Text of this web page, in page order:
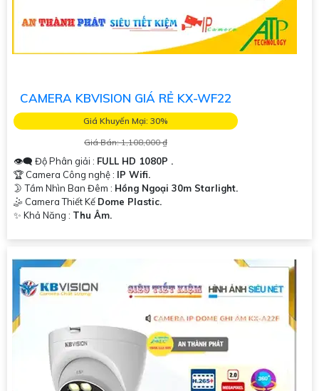
CAMERA KBVISION GIÁ RẺ KX-WF22
Giá Khuyến Mại: 30%
Giá Bán: 1,108,000 ₫
👁️‍🗨 Độ Phân giải : FULL HD 1080P .
🏆 Camera Công nghệ : IP Wifi.
🌛 Tầm Nhìn Ban Đêm : Hồng Ngoại 30m Starlight.
🤹 Camera Thiết Kế Dome Plastic.
️✨ Khả Năng : Thu Âm.